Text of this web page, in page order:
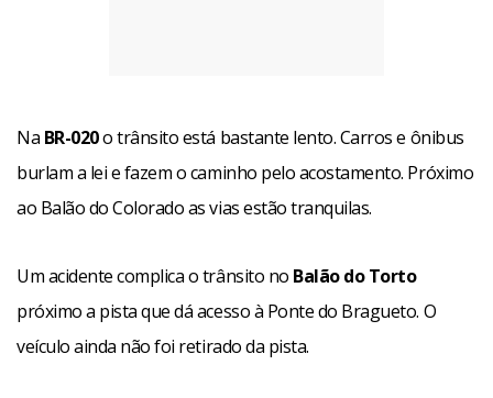
Na BR-020o trânsito está bastante lento. Carros e ônibus
burlam a lei e fazem o caminho pelo acostamento. Próximo
ao Balão do Colorado as vias estão tranquilas.
Um acidente complica o trânsito no Balão do Torto
próximo a pista que dá acesso à Ponte do Bragueto. O
veículo ainda não foi retirado da pista.